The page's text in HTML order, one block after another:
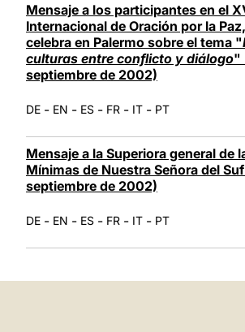
Mensaje a los participantes en el
Internacional de Oración por la
celebra en Palermo sobre el tema "
culturas entre conflicto y diálogo"
septiembre de 2002)
DE - EN - ES - FR - IT - PT
Mensaje a la Superiora general de
Mínimas de Nuestra Señora del
septiembre de 2002)
DE - EN - ES - FR - IT - PT